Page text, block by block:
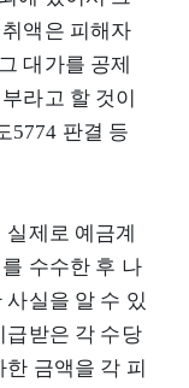
액은 피해자
대가를 공제
라고 할 것이
5774 판결 등
제로 예금계
수수한 후 나
실을 알 수 있
급받은 각 수당
금액을 각 피